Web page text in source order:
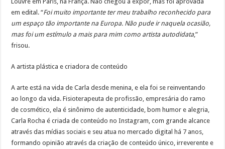
em edital. “Foi muito importante ter meu trabalho reconhecido para
um espaço tão importante na Europa. Não pude ir naquela ocasião,
mas foi um estímulo a mais para mim como artista autodidata,”
frisou.
A artista plástica e criadora de conteúdo
A arte está na vida de Carla desde menina, e ela foi se reinventando
ao longo da vida. Fisioterapeuta de profissão, empresária do ramo
de cosmético, ela é sinônimo de autenticidade, bom humor e alegria,
Carla Rocha é criada de conteúdo no Instagram, com grande alcance
através das mídias sociais e seu atua no mercado digital há 7 anos,
formando opinião através da criação de conteúdo único, irreverente e